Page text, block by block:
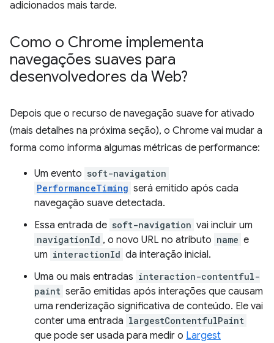
adicionados mais tarde.
Como o Chrome implementa
navegações suaves para
desenvolvedores da Web?
Depois que o recurso de navegação suave for ativado
(mais detalhes na próxima seção), o Chrome vai mudar a
forma como informa algumas métricas de performance:
Um evento soft-navigation
PerformanceTiming será emitido após cada
navegação suave detectada.
Essa entrada de soft-navigation vai incluir um
navigationId , o novo URL no atributo name e
um interactionId da interação inicial.
Uma ou mais entradas interaction-contentful-
paint serão emitidas após interações que causam
uma renderização significativa de conteúdo. Ele vai
conter uma entrada largestContentfulPaint
que pode ser usada para medir o Largest